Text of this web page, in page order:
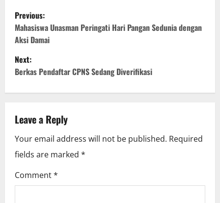
P
o
s
t
n
a
v
i
g
Previous:
Mahasiswa Unasman Peringati Hari Pangan Sedunia dengan
Aksi Damai
Next:
Berkas Pendaftar CPNS Sedang Diverifikasi
Leave a Reply
Your email address will not be published. Required
fields are marked *
Comment*